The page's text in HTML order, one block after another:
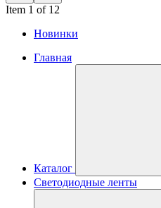
Item 1 of 12
Новинки
Главная
Каталог
Светодиодные ленты